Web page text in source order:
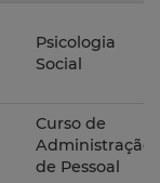
Psicologia
Social
Curso de
Administração
de Pessoal